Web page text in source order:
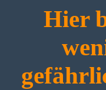
Hier